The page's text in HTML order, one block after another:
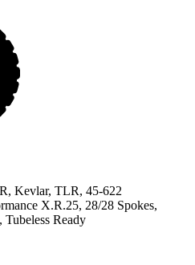
Kevlar, TLR, 45-622
X.R.25, 28/28 Spokes,
Ready